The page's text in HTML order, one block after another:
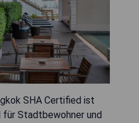
SHA Certified ist
für Stadtbewohner und